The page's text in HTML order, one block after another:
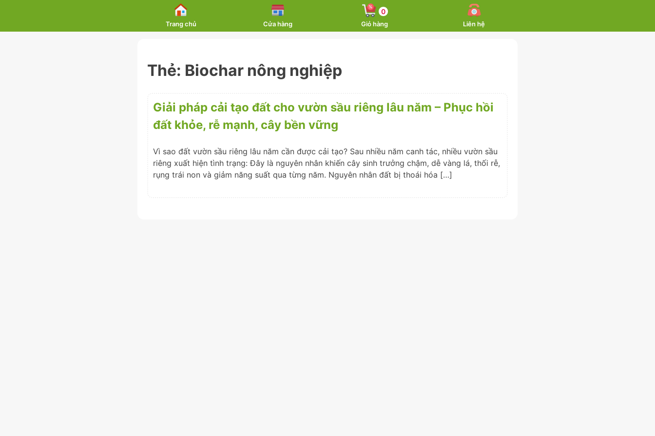
Trang chủ Cửa hàng
0
Giỏ hàng Liên hệ
Thẻ: Biochar nông nghiệp
Giải pháp cải tạo đất cho vườn sầu riêng lâu năm – Phục hồi
đất khỏe, rễ mạnh, cây bền vững
Vì sao đất vườn sầu riêng lâu năm cần được cải tạo? Sau nhiều năm canh tác, nhiều vườn sầu
riêng xuất hiện tình trạng: Đây là nguyên nhân khiến cây sinh trưởng chậm, dễ vàng lá, thối rễ,
rụng trái non và giảm năng suất qua từng năm. Nguyên nhân đất bị thoái hóa […]